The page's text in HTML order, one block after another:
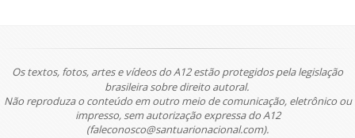
Os textos, fotos, artes e vídeos do A12 estão protegidos pela legislação
brasileira sobre direito autoral.
Não reproduza o conteúdo em outro meio de comunicação, eletrônico ou
impresso, sem autorização expressa do A12
(faleconosco@santuarionacional.com).